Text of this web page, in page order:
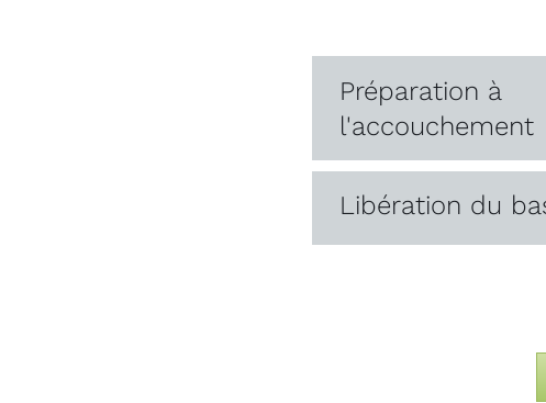
Préparation à
l'accouchement
Libération du